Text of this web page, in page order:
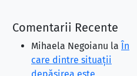
Comentarii Recente
Mihaela Negoianu la În
care dintre situaţii